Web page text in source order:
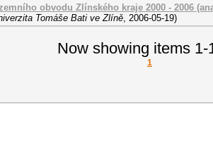
obvodu Zlínského kraje 2000 - 2006
Tomáše Bati ve Zlíně, 2006-05-19)
Now showing items 1-
1